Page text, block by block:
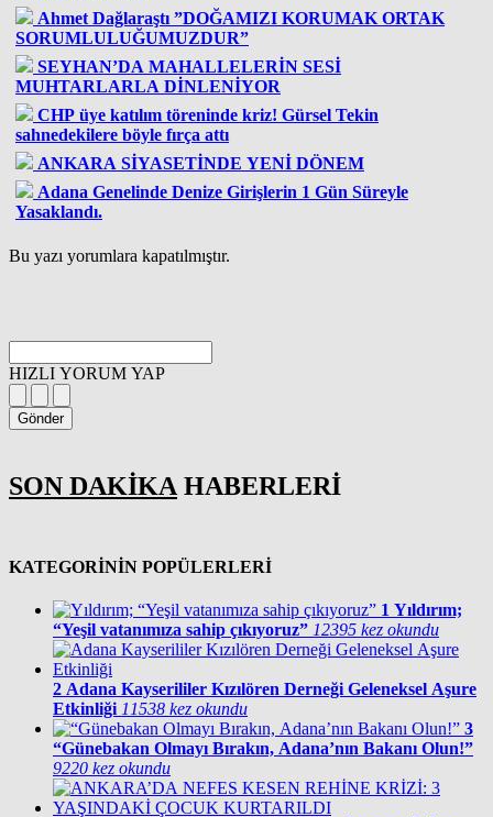
Ahmet Dağlaraştı ”DOĞAMIZI KORUMAK ORTAK
SORUMLULUĞUMUZDUR”
SEYHAN’DA MAHALLELERİN SESİ
MUHTARLARLA DİNLENİYOR
CHP üye katılım töreninde kriz! Gürsel Tekin
sahnedekilere böyle fırça attı
ANKARA SİYASETİNDE YENİ DÖNEM
Adana Genelinde Denize Girişlerin 1 Gün Süreyle
Yasaklandı.
Bu yazı yorumlara kapatılmıştır.
HIZLI YORUM YAP
Gönder
SON DAKİKA HABERLERİ
KATEGORİNİN POPÜLERLERİ
1 Yıldırım;
“Yeşil vatanımıza sahip çıkıyoruz” 12395 kez okundu
2 Adana Kayserililer Kızılören Derneği Geleneksel Aşure
Etkinliği 11538 kez okundu
3
“Günebakan Olmayı Bırakın, Adana’nın Bakanı Olun!”
9220 kez okundu